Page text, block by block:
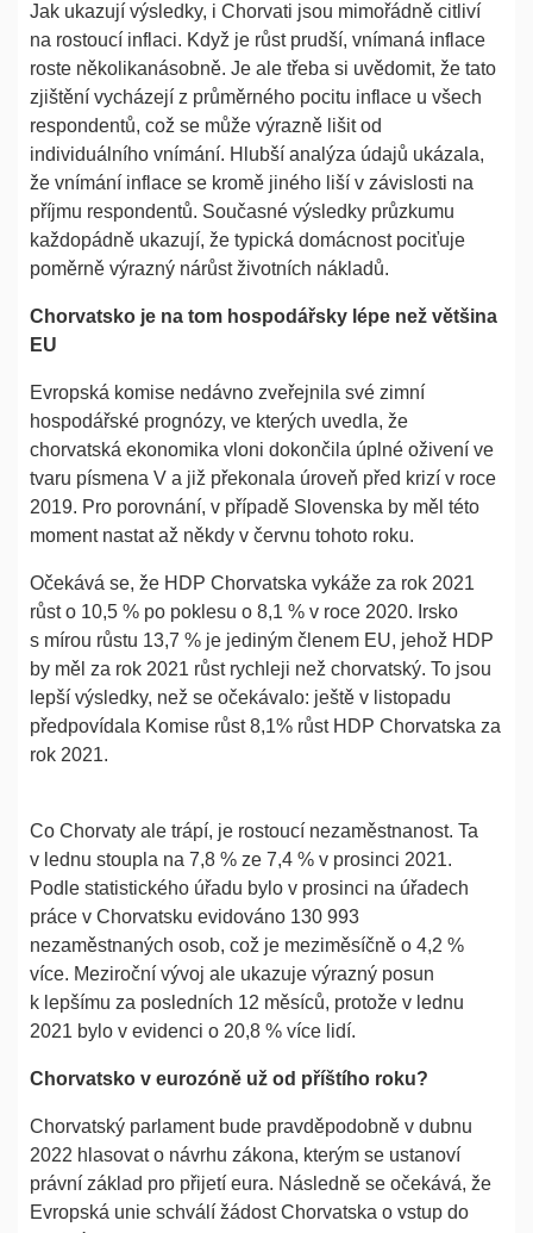
Jak ukazují výsledky, i Chorvati jsou mimořádně citliví
na rostoucí inflaci. Když je růst prudší, vnímaná inflace
roste několikanásobně. Je ale třeba si uvědomit, že tato
zjištění vycházejí z průměrného pocitu inflace u všech
respondentů, což se může výrazně lišit od
individuálního vnímání. Hlubší analýza údajů ukázala,
že vnímání inflace se kromě jiného liší v závislosti na
příjmu respondentů. Současné výsledky průzkumu
každopádně ukazují, že typická domácnost pociťuje
poměrně výrazný nárůst životních nákladů.
Chorvatsko je na tom hospodářsky lépe než většina
EU
Evropská komise nedávno zveřejnila své zimní
hospodářské prognózy, ve kterých uvedla, že
chorvatská ekonomika vloni dokončila úplné oživení ve
tvaru písmena V a již překonala úroveň před krizí v roce
2019. Pro porovnání, v případě Slovenska by měl této
moment nastat až někdy v červnu tohoto roku.
Očekává se, že HDP Chorvatska vykáže za rok 2021
růst o 10,5 % po poklesu o 8,1 % v roce 2020. Irsko
s mírou růstu 13,7 % je jediným členem EU, jehož HDP
by měl za rok 2021 růst rychleji než chorvatský. To jsou
lepší výsledky, než se očekávalo: ještě v listopadu
předpovídala Komise růst 8,1% růst HDP Chorvatska za
rok 2021.
Co Chorvaty ale trápí, je rostoucí nezaměstnanost. Ta
v lednu stoupla na 7,8 % ze 7,4 % v prosinci 2021.
Podle statistického úřadu bylo v prosinci na úřadech
práce v Chorvatsku evidováno 130 993
nezaměstnaných osob, což je meziměsíčně o 4,2 %
více. Meziroční vývoj ale ukazuje výrazný posun
k lepšímu za posledních 12 měsíců, protože v lednu
2021 bylo v evidenci o 20,8 % více lidí.
Chorvatsko v eurozóně už od příštího roku?
Chorvatský parlament bude pravděpodobně v dubnu
2022 hlasovat o návrhu zákona, kterým se ustanoví
právní základ pro přijetí eura. Následně se očekává, že
Evropská unie schválí žádost Chorvatska o vstup do